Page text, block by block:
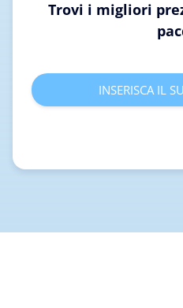
Trovi i migliori
INSERISCA IL